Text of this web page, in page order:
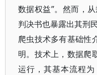
数据权益”。然而，
判决书也暴露出其刑
爬虫技术多有基础性
明。技术上，数据爬
运行，其基本流程